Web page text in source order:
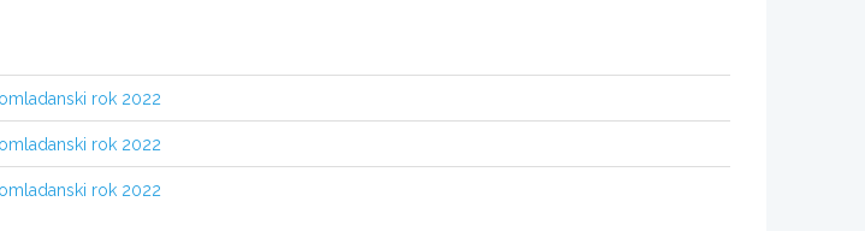
rok 2022
rok 2022
rok 2022